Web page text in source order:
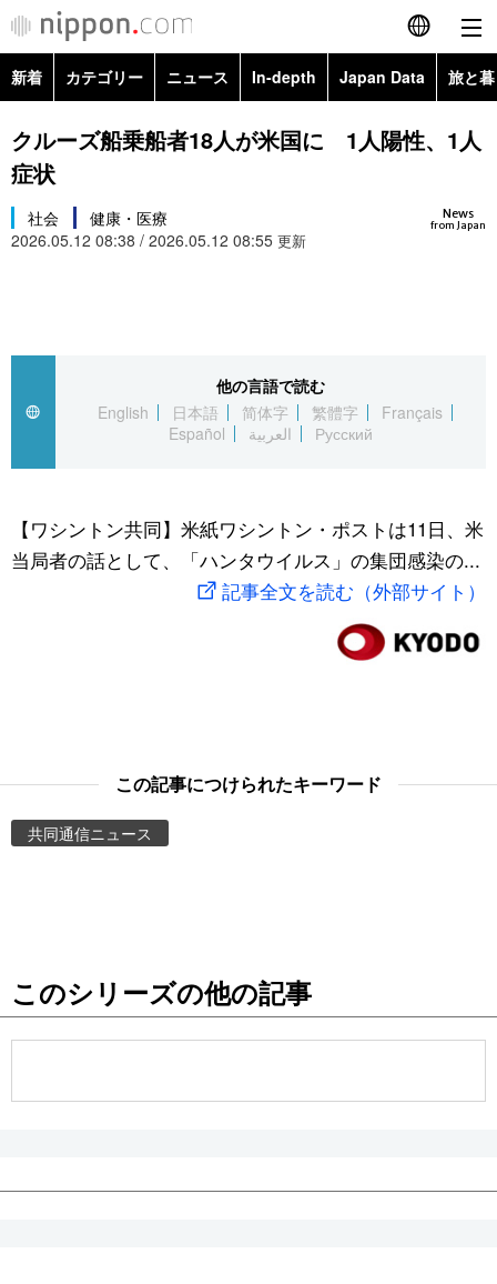
English
简体字
Русский
カテゴリー
国際
社会
文化
アーカイブ
Japan Data
旅と暮らし
動画/Live
Images
People
公式SNS
新着 カテゴリー ニュース In-depth Japan Data 旅と
政治・外交
経済・ビジネス
国際・海外
文化
科学・技術
暮らし
スポーツ・東京2020
Topics
クルーズ船乗船者18人が米国に 1人陽性、1人
症状
News
from Japan
社会
健康・医療
2026.05.12 08:38 / 2026.05.12 08:55 更新
他の言語で読む
English
日本語 简体字 繁體字
Français
Español
العربية Русский
【ワシントン共同】米紙ワシントン・ポストは11日、米
当局者の話として、「ハンタウイルス」の集団感染の...
記事全文を読む（外部サイト）
この記事につけられたキーワード
共同通信ニュース
このシリーズの他の記事